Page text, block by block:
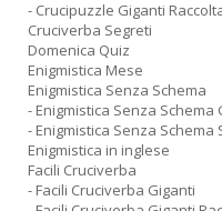
- Crucipuzzle Giganti
Cruciverba Segreti
Domenica Quiz
Enigmistica Mese
Enigmistica Senza Schema
- Enigmistica Senza Schema
- Enigmistica Senza Schema
Enigmistica in inglese
Facili Cruciverba
- Facili Cruciverba Giganti